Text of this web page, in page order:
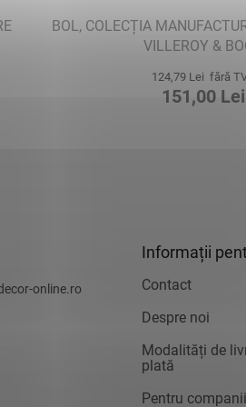
BOL, COLECȚIA
VILLEROY &
124,79 Lei fără
151,00 Lei
online.ro
Informații
Contact
Despre noi
Modalități de
plată
Pentru companii